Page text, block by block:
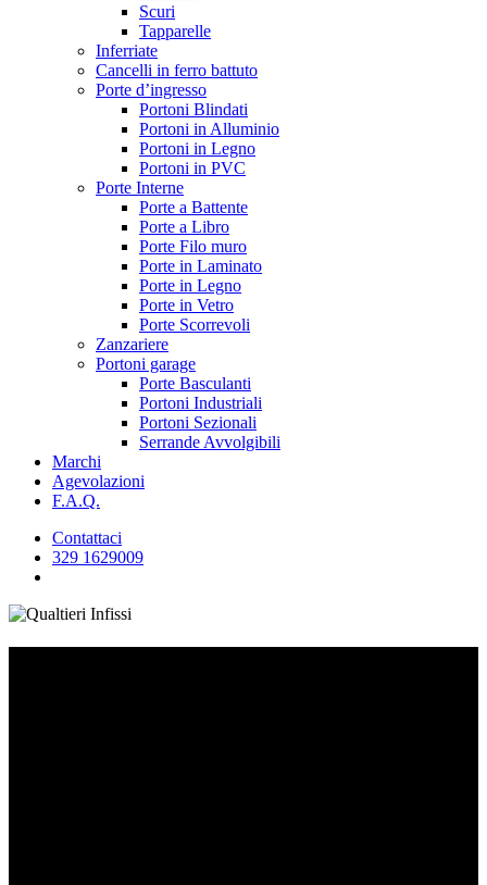
Scuri
Tapparelle
Inferriate
Cancelli in ferro battuto
Porte d’ingresso
Portoni Blindati
Portoni in Alluminio
Portoni in Legno
Portoni in PVC
Porte Interne
Porte a Battente
Porte a Libro
Porte Filo muro
Porte in Laminato
Porte in Legno
Porte in Vetro
Porte Scorrevoli
Zanzariere
Portoni garage
Porte Basculanti
Portoni Industriali
Portoni Sezionali
Serrande Avvolgibili
Marchi
Agevolazioni
F.A.Q.
Contattaci
329 1629009